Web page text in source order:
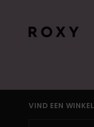
VIND EEN WINKEL